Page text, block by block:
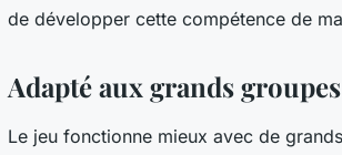
de développer cette compétence de
Adapté aux grands groupes
Le jeu fonctionne mieux avec de